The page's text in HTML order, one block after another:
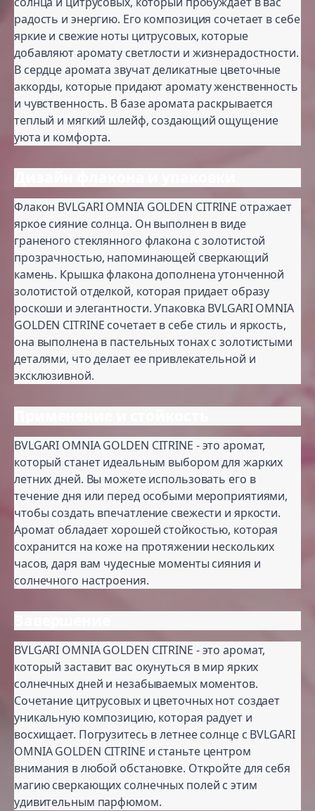
радость и энергию. Его композиция сочетает в себе
яркие и свежие ноты цитрусовых, которые
добавляют аромату светлости и жизнерадостности.
В сердце аромата звучат деликатные цветочные
аккорды, которые придают аромату женственность
и чувственность. В базе аромата раскрывается
теплый и мягкий шлейф, создающий ощущение
уюта и комфорта.
Флакон BVLGARI OMNIA GOLDEN CITRINE отражает
яркое сияние солнца. Он выполнен в виде
граненого стеклянного флакона с золотистой
прозрачностью, напоминающей сверкающий
камень. Крышка флакона дополнена утонченной
золотистой отделкой, которая придает образу
роскоши и элегантности. Упаковка BVLGARI OMNIA
GOLDEN CITRINE сочетает в себе стиль и яркость,
она выполнена в пастельных тонах с золотистыми
деталями, что делает ее привлекательной и
эксклюзивной.
BVLGARI OMNIA GOLDEN CITRINE - это аромат,
который станет идеальным выбором для жарких
летних дней. Вы можете использовать его в
течение дня или перед особыми мероприятиями,
чтобы создать впечатление свежести и яркости.
Аромат обладает хорошей стойкостью, которая
сохранится на коже на протяжении нескольких
часов, даря вам чудесные моменты сияния и
солнечного настроения.
BVLGARI OMNIA GOLDEN CITRINE - это аромат,
который заставит вас окунуться в мир ярких
солнечных дней и незабываемых моментов.
Сочетание цитрусовых и цветочных нот создает
уникальную композицию, которая радует и
восхищает. Погрузитесь в летнее солнце с BVLGARI
OMNIA GOLDEN CITRINE и станьте центром
внимания в любой обстановке. Откройте для себя
магию сверкающих солнечных полей с этим
удивительным парфюмом.